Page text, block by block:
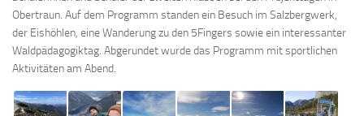
Obertraun. Auf dem Programm standen ein Besuch im Salzbergwerk,
der Eishöhlen, eine Wanderung zu den 5Fingers sowie ein interessanter
Waldpädagogiktag. Abgerundet wurde das Programm mit sportlichen
Aktivitäten am Abend.